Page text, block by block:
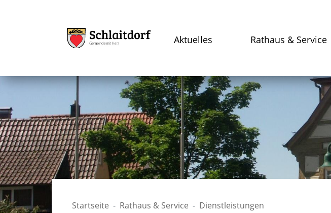
Aktuelles Rathaus & Service
Startseite Rathaus & Service Dienstleistungen